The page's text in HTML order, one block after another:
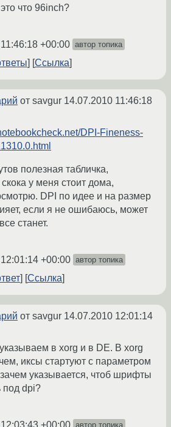
что 96inch?
+00:00 автор топика
Ссылка
от savgur 14.07.2010 11:46:18
DPI-Fineness-
полезная табличка,
у меня стоит дома,
DPI по идее и на размер
если я не ошибаюсь, может
станет.
+00:00 автор топика
Ссылка
от savgur 14.07.2010 12:01:14
в xorg и в DE. В xorg
иксы стартуют с параметром
указывается, чтоб шрифты
под dpi?
автор топика